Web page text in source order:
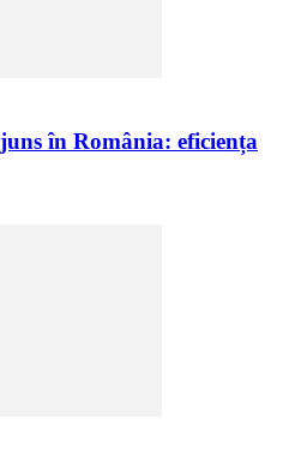
în România: eficiența